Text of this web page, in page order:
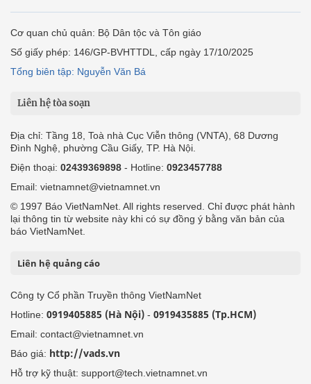
Cơ quan chủ quản: Bộ Dân tộc và Tôn giáo
Số giấy phép: 146/GP-BVHTTDL, cấp ngày 17/10/2025
Tổng biên tập: Nguyễn Văn Bá
Liên hệ tòa soạn
Địa chỉ: Tầng 18, Toà nhà Cục Viễn thông (VNTA), 68 Dương
Đình Nghệ, phường Cầu Giấy, TP. Hà Nội.
Điện thoại: 02439369898 - Hotline: 0923457788
Email: vietnamnet@vietnamnet.vn
© 1997 Báo VietNamNet. All rights reserved. Chỉ được phát hành
lại thông tin từ website này khi có sự đồng ý bằng văn bản của
báo VietNamNet.
Liên hệ quảng cáo
Công ty Cổ phần Truyền thông VietNamNet
Hotline: 0919405885 (Hà Nội) - 0919435885 (Tp.HCM)
Email: contact@vietnamnet.vn
Báo giá: http://vads.vn
Hỗ trợ kỹ thuật: support@tech.vietnamnet.vn